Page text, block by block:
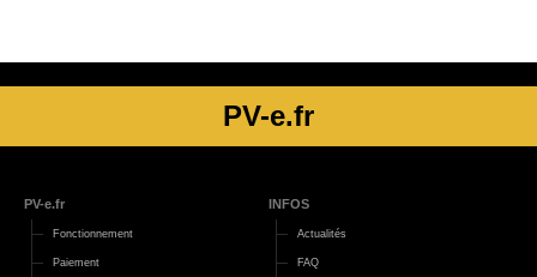
PV-e.fr
PV-e.fr
Fonctionnement
Paiement
INFOS
Actualités
FAQ